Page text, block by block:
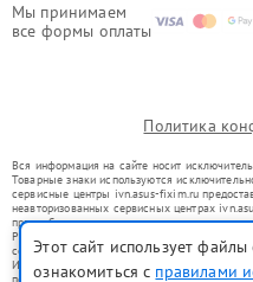
Мы принимаем
все формы оплаты
Политика
Вся информация на сайте носит
Товарные знаки используются
сервисные центры ivn.asus-fixim.ru
неавторизованных сервисных центрах
правообладателями товарных знаков или
Ремонт осуществляется для устройств, уже
со статьей 1487 ГК РФ.
Использование товарных знаков не
Этот сайт использует
ознакомиться с правилами